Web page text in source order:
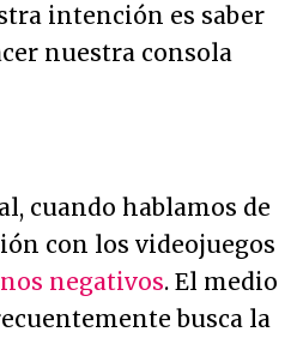
intención es saber
nuestra consola
cuando hablamos de
con los videojuegos
negativos. El medio
busca la